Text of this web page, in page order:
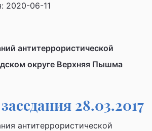
2020-06-11
антитеррористической
округе Верхняя Пышма
28.03.2017
антитеррористической